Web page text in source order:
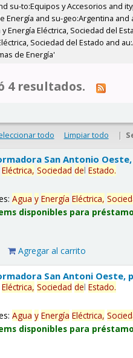
to:Equipos y Accesorios and
and su-geo:Argentina and
Eléctrica, Sociedad del
Sociedad del Estado and
de Energía'
4 resultados.
todo Limpiar todo |
San Antonio
Eléctrica, Sociedad delEstado.
Agua y Energía Eléctrica,
disponibles para
Agregar al carrito
San Antoni Oeste,
Eléctrica, Sociedad delEstado.
Agua y Energía Eléctrica,
disponibles para